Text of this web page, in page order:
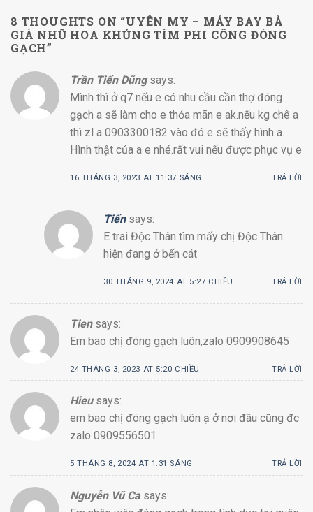
8 THOUGHTS ON “UYÊN MY – MÁY BAY BÀ
GIÀ NHŨ HOA KHỦNG TÌM PHI CÔNG ĐÓNG
GẠCH”
Trần Tiến Dũng says:
Mình thì ở q7 nếu e có nhu cầu cần thợ đóng
gạch a sẽ làm cho e thỏa mãn e ak.nếu kg chê a
thì zl a 0903300182 vào đó e sẽ thấy hình a.
Hình thật của a e nhé.rất vui nếu được phục vụ e
16 THÁNG 3, 2023 AT 11:37 SÁNG TRẢ LỜI
Tiến says:
E trai Độc Thân tìm mấy chị Độc Thân
hiện đang ở bến cát
30 THÁNG 9, 2024 AT 5:27 CHIỀU TRẢ LỜI
Tien says:
Em bao chị đóng gạch luôn,zalo 0909908645
24 THÁNG 3, 2023 AT 5:20 CHIỀU TRẢ LỜI
Hieu says:
em bao chị đóng gạch luôn ạ ở nơi đâu cũng đc
zalo 0909556501
5 THÁNG 8, 2024 AT 1:31 SÁNG TRẢ LỜI
Nguyễn Vũ Ca says: